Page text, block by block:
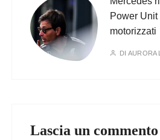
Power Unit
motorizzati
DIAURORA
Lascia un commento